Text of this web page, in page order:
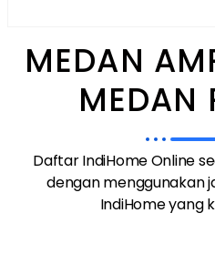
MEDAN
MEDAN
Daftar IndiHome Online
dengan menggunakan
IndiHome yang